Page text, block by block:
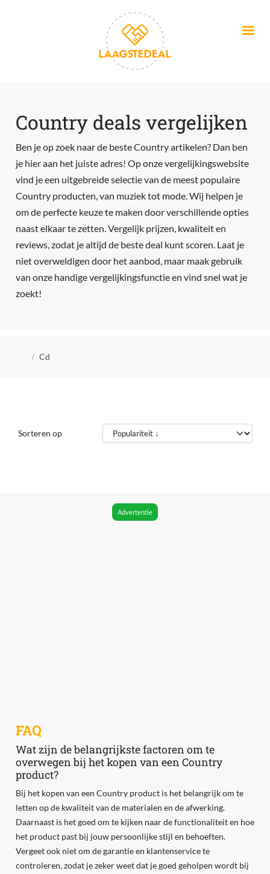
Country deals vergelijken
Ben je op zoek naar de beste Country artikelen? Dan ben
je hier aan het juiste adres! Op onze vergelijkingswebsite
vind je een uitgebreide selectie van de meest populaire
Country producten, van muziek tot mode. Wij helpen je
om de perfecte keuze te maken door verschillende opties
naast elkaar te zetten. Vergelijk prijzen, kwaliteit en
reviews, zodat je altijd de beste deal kunt scoren. Laat je
niet overweldigen door het aanbod, maar maak gebruik
van onze handige vergelijkingsfunctie en vind snel wat je
zoekt!
Kruimelpad
Cd
Sorteren op
Advertentie
FAQ
Wat zijn de belangrijkste factoren om te
overwegen bij het kopen van een Country
product?
Bij het kopen van een Country product is het belangrijk om te
letten op de kwaliteit van de materialen en de afwerking.
Daarnaast is het goed om te kijken naar de functionaliteit en hoe
het product past bij jouw persoonlijke stijl en behoeften.
Vergeet ook niet om de garantie en klantenservice te
controleren, zodat je zeker weet dat je goed geholpen wordt bij